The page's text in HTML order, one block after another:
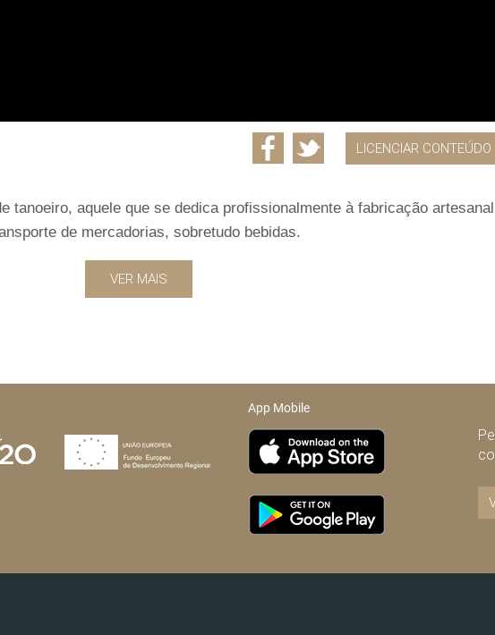
LICENCIAR CONTEÚDO
tanoeiro, aquele que se dedica profissionalmente à fabricação artesanal
de mercadorias, sobretudo bebidas.
VER MAIS
App Mobile